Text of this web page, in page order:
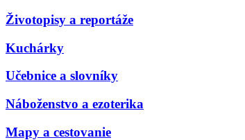
Životopisy a reportáže
Kuchárky
Učebnice a slovníky
Náboženstvo a ezoterika
Mapy a cestovanie